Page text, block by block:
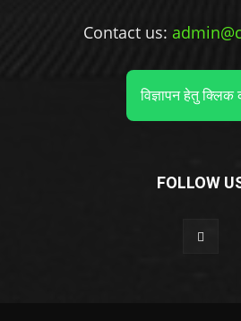
Contact us:
विज्ञापन हेतु क्लिक
FOLLOW